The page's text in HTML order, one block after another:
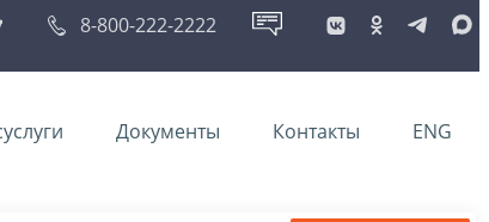
8-800-222-2222
Документы Контакты ENG